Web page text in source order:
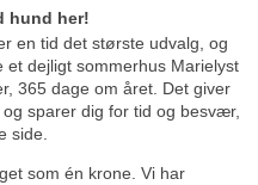
hund her!
en tid det største udvalg, og
dejligt sommerhus Marielyst
365 dage om året. Det giver
sparer dig for tid og besvær,
side.
som én krone. Vi har